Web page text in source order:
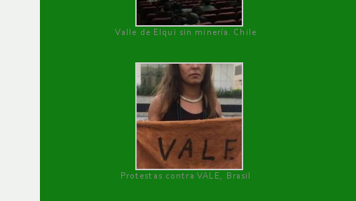
Valle de Elqui sin minería. Chile
Protestas contra VALE, Brasil